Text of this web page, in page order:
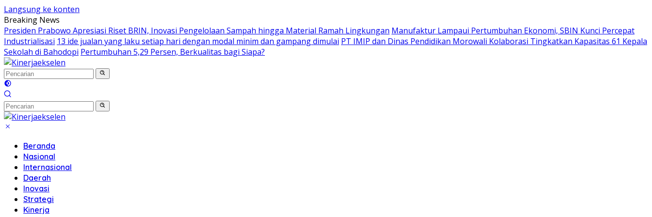
Langsung ke konten
Breaking News
Presiden Prabowo Apresiasi Riset BRIN, Inovasi Pengelolaan Sampah hingga Material Ramah Lingkungan Manufaktur Lampaui Pertumbuhan Ekonomi, SBIN Kunci Percepat
Industrialisasi 13 ide jualan yang laku setiap hari dengan modal minim dan gampang dimulai PT IMIP dan Dinas Pendidikan Morowali Kolaborasi Tingkatkan Kapasitas 61 Kepala
Sekolah di Bahodopi Pertumbuhan 5,29 Persen, Berkualitas bagi Siapa?
Beranda
Nasional
Internasional
Daerah
Inovasi
Strategi
Kinerja